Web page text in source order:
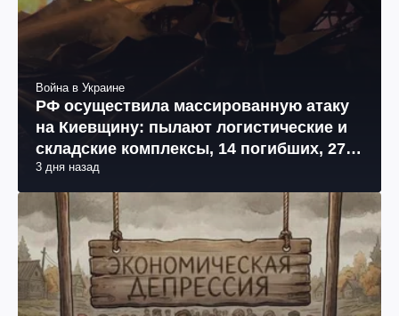
Война в Украине
РФ осуществила массированную атаку
на Киевщину: пылают логистические и
складские комплексы, 14 погибших, 27
раненых (фото, видео)
3 дня назад